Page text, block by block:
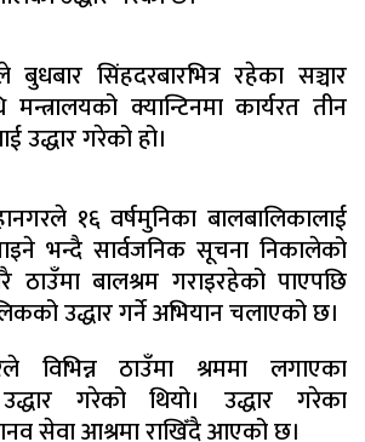
सिंहदरबारभित्र रहेका सञ्चार
क्यान्टिनमा कार्यरत तीन
उद्धार गरेको हो।
१६ वर्षमुनिका बालबालिकालाई
भन्दै सार्वजनिक सूचना निकालेको
ठाउँमा बालश्रम गराइरहेको पाएपछि
उद्धार गर्ने अभियान चलाएको छ।
विभिन्न ठाउँमा श्रममा लगाएका
गरेको थियो। उद्धार गरेका
सेवा आश्रमा राखिँदै आएको छ।